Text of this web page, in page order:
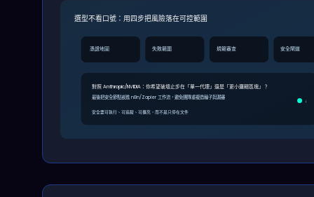
選型不看口號：用四步把風險落在可控範圍
憑證地圖 失敗範圍 規範審查 安全閘道
對照 Anthropic/NVIDIA：你希望破壞止步在「單一代理」還是「更小邏輯區塊」？
最後把安全節點嵌進 n8n/Zapier 工作流，避免團隊重複造輪子與漏審
↓
安全要可執行、可追蹤、可擴充，而不是只停在文件